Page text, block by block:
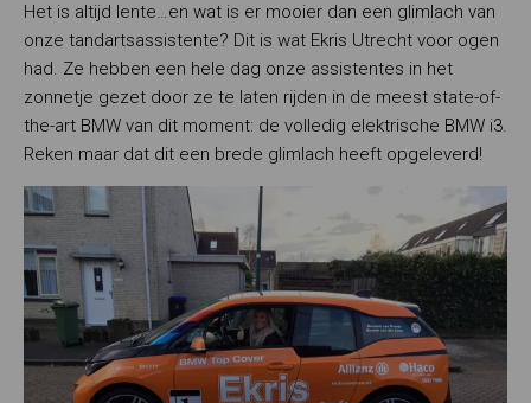
Het is altijd lente…en wat is er mooier dan een glimlach van
onze tandartsassistente? Dit is wat Ekris Utrecht voor ogen
had. Ze hebben een hele dag onze assistentes in het
zonnetje gezet door ze te laten rijden in de meest state-of-
the-art BMW van dit moment: de volledig elektrische BMW i3.
Reken maar dat dit een brede glimlach heeft opgeleverd!